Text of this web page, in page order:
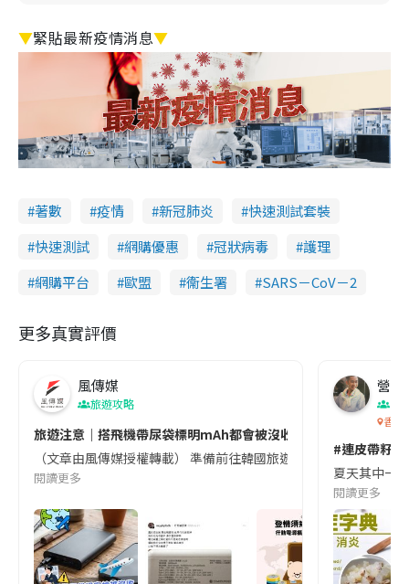
▼緊貼最新疫情消息▼
著數 疫情 新冠肺炎
快速測試套裝
快速測試
網購優惠 冠狀病毒
護理
網購平台
歐盟 衞生署 SARS－CoV－2
更多真實評價
風傳媒
旅遊攻略
旅遊注意｜搭飛機帶尿袋標明mAh都會被沒收😱出發前切記檢查
（文章由風傳媒授權轉載） 準備前往韓國旅遊的民眾，近期要
閱讀更多
營養
香港
#連皮帶籽
夏天其中一
閱讀更多